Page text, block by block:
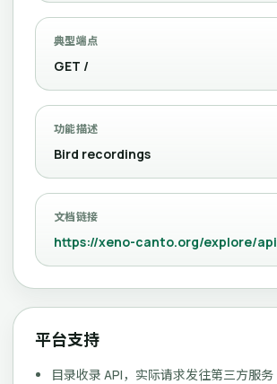
典型端点
GET /
功能描述
Bird recordings
文档链接
https://xeno-canto.org/explore/api
平台支持
目录收录 API，实际请求发往第三方服务